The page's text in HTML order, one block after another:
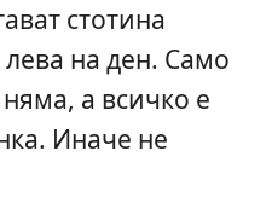
стотина
на ден. Само
а всичко е
Иначе не